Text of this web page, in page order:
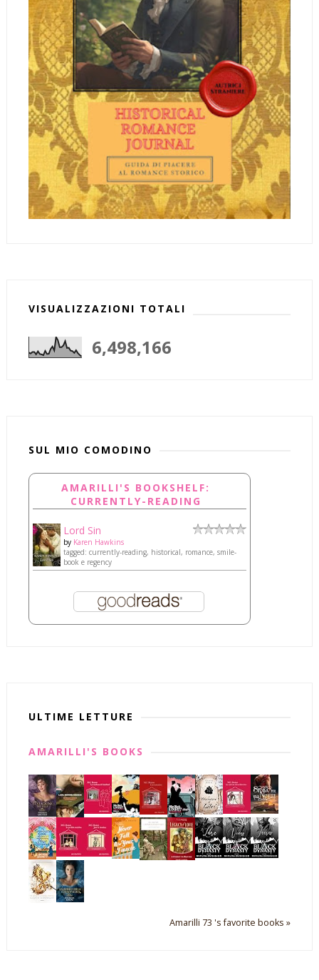
VISUALIZZAZIONI TOTALI
6,498,166
SUL MIO COMODINO
AMARILLI'S BOOKSHELF:
CURRENTLY-READING
Lord Sin
by Karen Hawkins
tagged: currently-reading, historical, romance, smile-
book e regency
ULTIME LETTURE
AMARILLI'S BOOKS
Amarilli 73 's favorite books »